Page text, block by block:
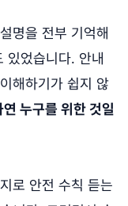
명을 전부 기억해
있었습니다. 안내
해하기가 쉽지 않
누구를 위한 것일
로 안전 수칙 듣는